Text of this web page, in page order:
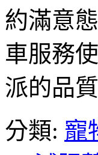
約滿意
車服務
派的品質
分類: 寵